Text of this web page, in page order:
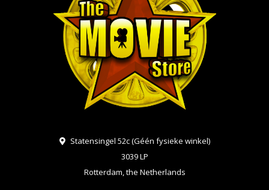
Statensingel 52c (Géén fysieke winkel)
3039 LP
Rotterdam, the Netherlands